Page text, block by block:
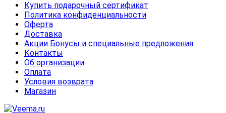
Купить подарочный сертификат
Политика конфиденциальности
Оферта
Доставка
Акции Бонусы и специальные предложения
Контакты
Об организации
Оплата
Условия возврата
Магазин